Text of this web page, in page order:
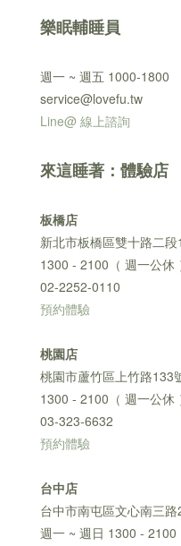
樂眠輔睡員
週一 ~ 週五 1000-1800
service@lovefu.tw
Line@ 線上諮詢
來這睡著：體驗店
板橋店
新北市板橋區雙十路二
1300 - 2100（ 週一公休
02-2252-0110
預約體驗
桃園店
桃園市蘆竹區上竹路133
1300 - 2100（ 週一公休
03-323-6632
預約體驗
台中店
台中市南屯區文心南三
週一 ~ 週日 1300 - 2100